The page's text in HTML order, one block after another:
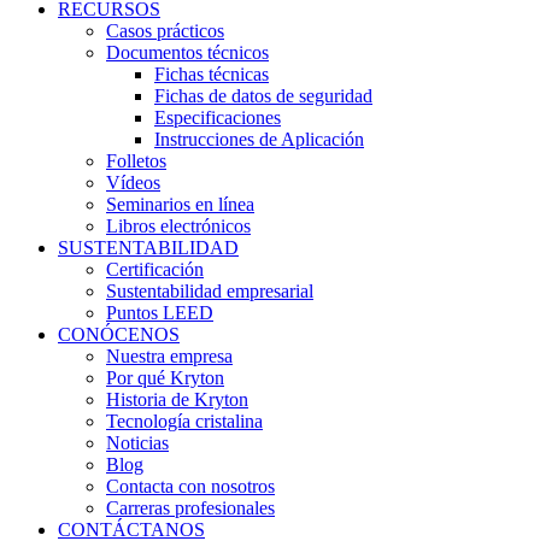
RECURSOS
Casos prácticos
Documentos técnicos
Fichas técnicas
Fichas de datos de seguridad
Especificaciones
Instrucciones de Aplicación
Folletos
Vídeos
Seminarios en línea
Libros electrónicos
SUSTENTABILIDAD
Certificación
Sustentabilidad empresarial
Puntos LEED
CONÓCENOS
Nuestra empresa
Por qué Kryton
Historia de Kryton
Tecnología cristalina
Noticias
Blog
Contacta con nosotros
Carreras profesionales
CONTÁCTANOS